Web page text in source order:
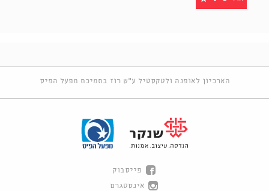
הארכיון לאופנה ולטקסטיל ע"ש רוז בתמיכת מפעל הפיס
פייסבוק
אינסטגרם